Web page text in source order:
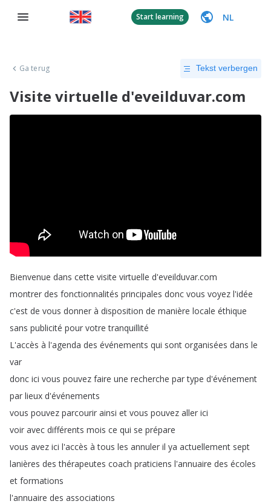
Start learning NL
Ga terug Tekst verbergen
Visite virtuelle d'eveilduvar.com
Bienvenue dans cette visite virtuelle d'eveilduvar.com
montrer des fonctionnalités principales donc vous voyez l'idée
c'est de vous donner à disposition de manière locale éthique
sans publicité pour votre tranquillité
L'accès à l'agenda des événements qui sont organisées dans le
var
donc ici vous pouvez faire une recherche par type d'événement
par lieux d'événements
vous pouvez parcourir ainsi et vous pouvez aller ici
voir avec différents mois ce qui se prépare
vous avez ici l'accès à tous les annuler il ya actuellement sept
lanières des thérapeutes coach praticiens l'annuaire des écoles
et formations
l'annuaire des associations